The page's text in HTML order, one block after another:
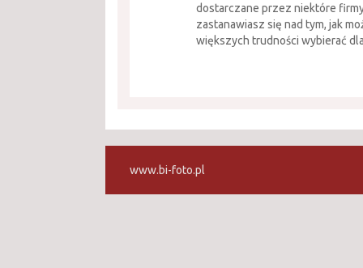
dostarczane przez niektóre
zastanawiasz się nad tym, jak
większych trudności wybierać
www.bi-foto.pl